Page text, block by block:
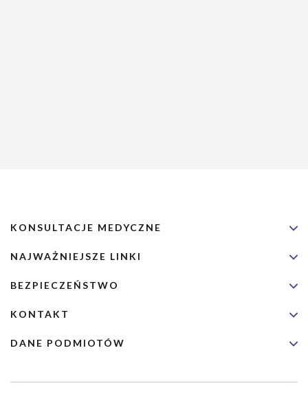
KONSULTACJE MEDYCZNE
NAJWAŻNIEJSZE LINKI
BEZPIECZEŃSTWO
KONTAKT
DANE PODMIOTÓW